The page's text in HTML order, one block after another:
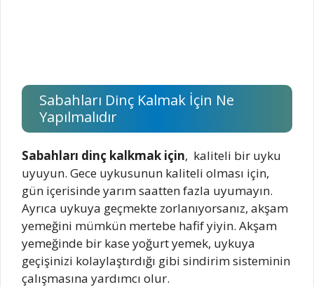
Sabahları Dinç Kalmak İçin Ne
Yapılmalıdır
Sabahları dinç kalkmak için, kaliteli bir uyku
uyuyun. Gece uykusunun kaliteli olması için,
gün içerisinde yarım saatten fazla uyumayın.
Ayrıca uykuya geçmekte zorlanıyorsanız, akşam
yemeğini mümkün mertebe hafif yiyin. Akşam
yemeğinde bir kase yoğurt yemek, uykuya
geçişinizi kolaylaştırdığı gibi sindirim sisteminin
çalışmasına yardımcı olur.